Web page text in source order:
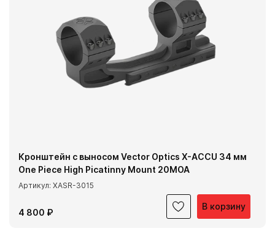
В корзину
Кронштейн с выносом Vector Optics X-ACCU 34 мм
One Piece High Picatinny Mount 20МОА
Артикул: XASR-3015
4 800 ₽